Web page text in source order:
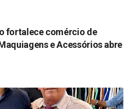
fortalece comércio de
e Acessórios abre